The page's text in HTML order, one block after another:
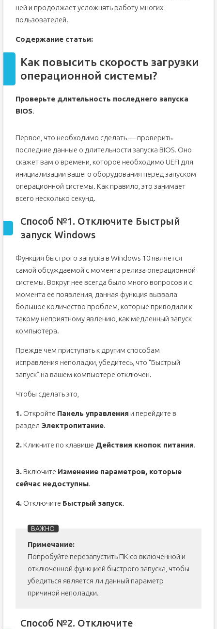
ней и продолжает усложнять работу многих
пользователей.
Содержание статьи:
Как повысить скорость загрузки
операционной системы?
Проверьте длительность последнего запуска
BIOS.
Первое, что необходимо сделать — проверить
последние данные о длительности запуска BIOS. Оно
скажет вам о времени, которое необходимо UEFI для
инициализации вашего оборудования перед запуском
операционной системы. Как правило, это занимает
всего несколько секунд.
Способ №1. Отключите Быстрый
запуск Windows
Функция быстрого запуска в Windows 10 является
самой обсуждаемой с момента релиза операционной
системы. Вокруг нее всегда было много вопросов и с
момента ее появления, данная функция вызвала
большое количество проблем, которые приводили к
такому неприятному явлению, как медленный запуск
компьютера.
Прежде чем приступать к другим способам
исправления неполадки, убедитесь, что “Быстрый
запуск” на вашем компьютере отключен.
Чтобы сделать это,
1.Откройте Панель управления и перейдите в
раздел Электропитание.
2.Кликните по клавише Действия кнопок питания.
3.Включите Изменение параметров, которые
сейчас недоступны.
4.Отключите Быстрый запуск.
Примечание:
Попробуйте перезапустить ПК со включенной и
отключенной функцией быстрого запуска, чтобы
убедиться является ли данный параметр
причиной неполадки.
Способ №2. Отключите